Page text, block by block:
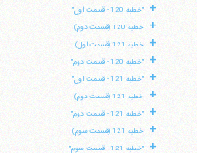
+ "خطبه 120 - قسمت اول"
+ خطبه 120 (قسمت دوم)
+ خطبه 121 (قسمت اول)
+ "خطبه 120 - قسمت دوم"
+ "خطبه 121 - قسمت اول"
+ خطبه 121 (قسمت دوم)
+ "خطبه 121 - قسمت دوم"
+ خطبه 121 (قسمت سوم)
+ "خطبه 121 - قسمت سوم"